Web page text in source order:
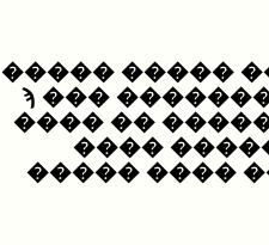
��� �� ���
��� ����� �����ϡ ���
���� ��
����� ���� ������� ������ϡ ����
������� ���